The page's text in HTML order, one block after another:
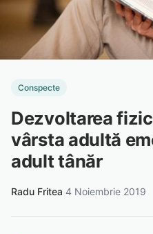
Conspecte
Dezvoltarea
vârsta adultă
adult tânăr
Radu Fritea 4 Noiembrie 2019